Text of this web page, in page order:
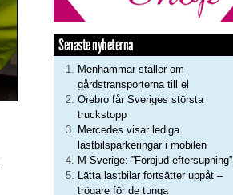
Senaste nyheterna
Menhammar ställer om
gårdstransporterna till el
Örebro får Sveriges största
truckstopp
Mercedes visar lediga
lastbilsparkeringar i mobilen
M Sverige: ”Förbjud eftersupning”
Lätta lastbilar fortsätter uppåt –
trögare för de tunga